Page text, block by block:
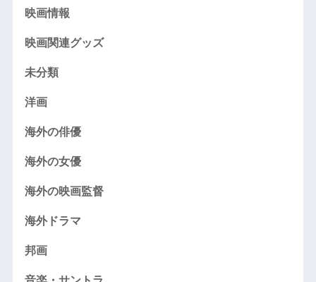
映画情報
映画関連グッズ
未分類
洋画
海外の俳優
海外の女優
海外の映画監督
海外ドラマ
邦画